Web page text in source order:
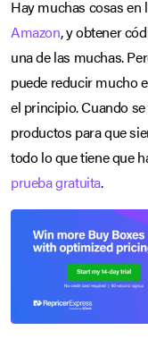
Hay muchas cosas en
Amazon, y obtener
una de las muchas.
puede reducir mucho
el principio. Cuando
productos para que
todo lo que tiene que
prueba gratuita.